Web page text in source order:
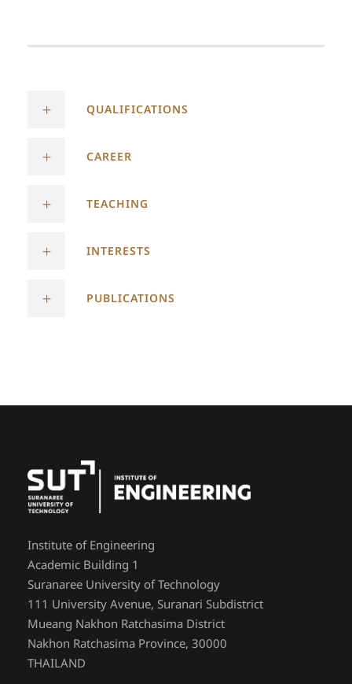
QUALIFICATIONS
CAREER
TEACHING
INTERESTS
PUBLICATIONS
Institute of Engineering
Academic Building 1
Suranaree University of Technology
111 University Avenue, Suranari Subdistrict
Mueang Nakhon Ratchasima District
Nakhon Ratchasima Province, 30000
THAILAND